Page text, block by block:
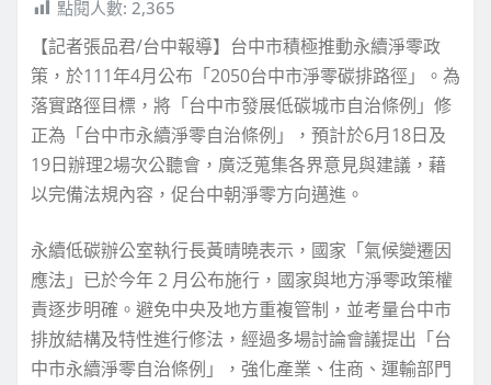
點閱人數: 2,365
【記者張品君/台中報導】台中市積極推動永續淨零政
策，於111年4月公布「2050台中市淨零碳排路徑」。為
落實路徑目標，將「台中市發展低碳城市自治條例」修
正為「台中市永續淨零自治條例」，預計於6月18日及
19日辦理2場次公聽會，廣泛蒐集各界意見與建議，藉
以完備法規內容，促台中朝淨零方向邁進。
永續低碳辦公室執行長黃晴曉表示，國家「氣候變遷因
應法」已於今年 2 月公布施行，國家與地方淨零政策權
責逐步明確。避免中央及地方重複管制，並考量台中市
排放結構及特性進行修法，經過多場討論會議提出「台
中市永續淨零自治條例」，強化產業、住商、運輸部門